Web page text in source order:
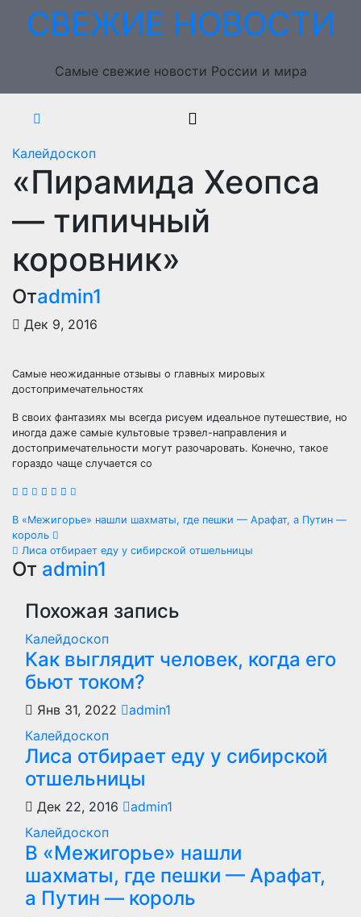
ПерейтиСВЕЖИЕ НОВОСТИ
Самые свежие новости России и мира
Калейдоскоп
«Пирамида Хеопса
— типичный
коровник»
Отadmin1
Дек 9, 2016
Самые неожиданные отзывы о главных мировых
достопримечательностях
В своих фантазиях мы всегда рисуем идеальное путешествие, но
иногда даже самые культовые трэвел-направления и
достопримечательности могут разочаровать. Конечно, такое
гораздо чаще случается со
Навигация
по
записям
В «Межигорье» нашли шахматы, где пешки — Арафат, а Путин —
король
Лиса отбирает еду у сибирской отшельницы
От admin1
Похожая запись
Калейдоскоп
Как выглядит человек, когда его
бьют током?
Янв 31, 2022
admin1
Калейдоскоп
Лиса отбирает еду у сибирской
отшельницы
Дек 22, 2016
admin1
Калейдоскоп
В «Межигорье» нашли
шахматы, где пешки — Арафат,
а Путин — король